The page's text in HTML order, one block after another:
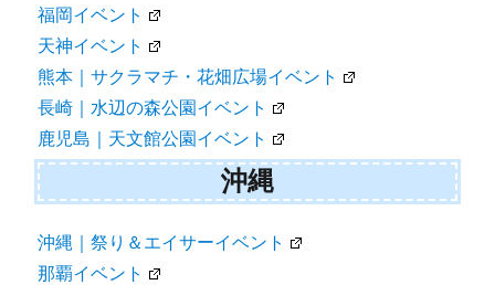
福岡イベント
天神イベント
熊本｜サクラマチ・花畑広場イベント
長崎｜水辺の森公園イベント
鹿児島｜天文館公園イベント
沖縄
沖縄｜祭り＆エイサーイベント
那覇イベント